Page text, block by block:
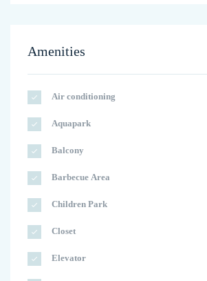
Amenities
Air conditioning
Aquapark
Balcony
Barbecue Area
Children Park
Closet
Elevator